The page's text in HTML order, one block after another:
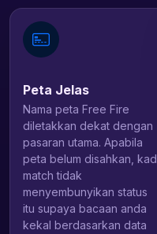
Peta Jelas
Nama peta Free Fire
diletakkan dekat dengan
pasaran utama. Apabila
peta belum disahkan, kad
match tidak
menyembunyikan status
itu supaya bacaan anda
kekal berdasarkan data